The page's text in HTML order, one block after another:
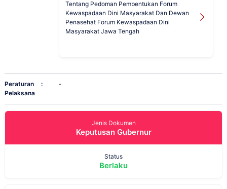
Tentang Pedoman Pembentukan Forum
Kewaspadaan Dini Masyarakat Dan Dewan
Penasehat Forum Kewaspadaan Dini
Masyarakat Jawa Tengah
Peraturan
Pelaksana
: -
Jenis Dokumen
Keputusan Gubernur
Status
Berlaku